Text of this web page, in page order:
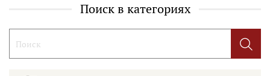
Поиск в категориях